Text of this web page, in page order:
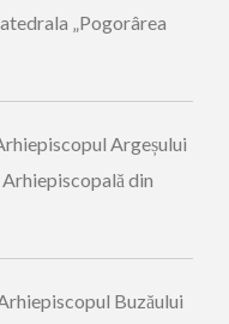
„Pogorârea
Argeșului
din
Buzăului